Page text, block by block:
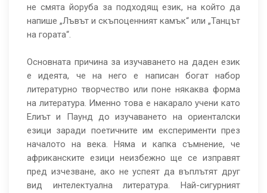
не смята йоруба за подходящ език, на който да
напише „Лъвът и скъпоценният камък“ или „Танцът
на гората“.
Основната причина за изучаването на даден език
е идеята, че на него е написан богат набор
литературно творчество или поне някаква форма
на литература. Именно това е накарало учени като
Елиът и Паунд до изучаването на ориенталски
езици заради поетичните им експерименти през
началото на века. Няма и капка съмнение, че
африканските езици неизбежно ще се изправят
пред изчезване, ако не успеят да въплътят друг
вид интелектуална литература. Най-сигурният